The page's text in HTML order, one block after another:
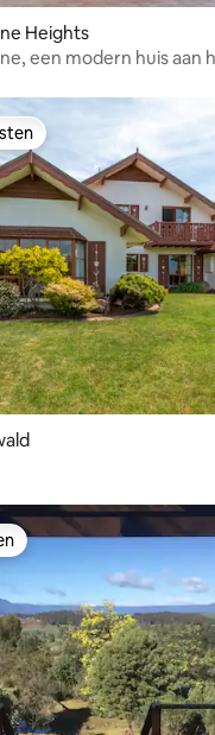
Heights
een modern huis aan